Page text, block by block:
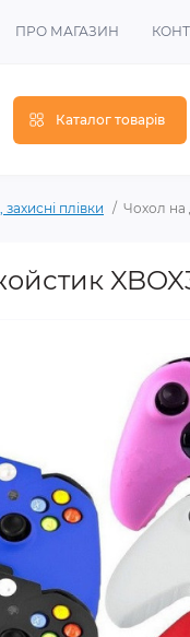
ПРО МАГАЗИН
Каталог товарів
плівки Чохол на